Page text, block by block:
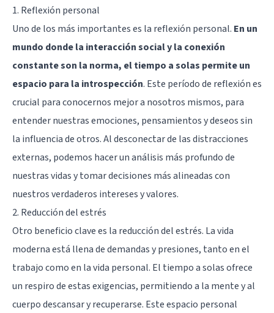
1. Reflexión personal
Uno de los más importantes es la reflexión personal. En un
mundo donde la interacción social y la conexión
constante son la norma, el tiempo a solas permite un
espacio para la introspección. Este período de reflexión es
crucial para conocernos mejor a nosotros mismos, para
entender nuestras emociones, pensamientos y deseos sin
la influencia de otros. Al desconectar de las distracciones
externas, podemos hacer un análisis más profundo de
nuestras vidas y tomar decisiones más alineadas con
nuestros verdaderos intereses y valores.
2. Reducción del estrés
Otro beneficio clave es la reducción del estrés. La vida
moderna está llena de demandas y presiones, tanto en el
trabajo como en la vida personal. El tiempo a solas ofrece
un respiro de estas exigencias, permitiendo a la mente y al
cuerpo descansar y recuperarse. Este espacio personal